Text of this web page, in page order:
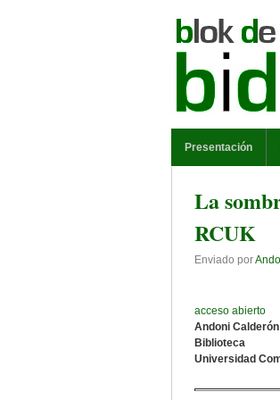
Presentación
La
RCUK
Enviado por
acceso abierto
Andoni Calderón
Biblioteca
Universidad